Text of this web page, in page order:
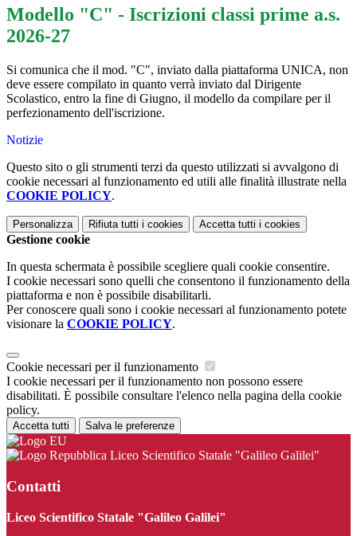
Modello "C" - Iscrizioni classi prime a.s.
2026-27
Si comunica che il mod. "C", inviato dalla piattaforma UNICA, non
deve essere compilato in quanto verrà inviato dal Dirigente
Scolastico, entro la fine di Giugno, il modello da compilare per il
perfezionamento dell'iscrizione.
Notizie
Questo sito o gli strumenti terzi da questo utilizzati si avvalgono di
cookie necessari al funzionamento ed utili alle finalità illustrate nella
COOKIE POLICY.
Personalizza Rifiuta tutti i cookies Accetta tutti i cookies
Gestione cookie
In questa schermata è possibile scegliere quali cookie consentire.
I cookie necessari sono quelli che consentono il funzionamento della
piattaforma e non è possibile disabilitarli.
Per conoscere quali sono i cookie necessari al funzionamento potete
visionare la COOKIE POLICY.
Cookie necessari per il funzionamento
I cookie necessari per il funzionamento non possono essere
disabilitati. È possibile consultare l'elenco nella pagina della cookie
policy.
Accetta tutti Salva le preferenze
Liceo Scientifico Statale "Galileo Galilei"
Contatti
Liceo Scientifico Statale "Galileo Galilei"